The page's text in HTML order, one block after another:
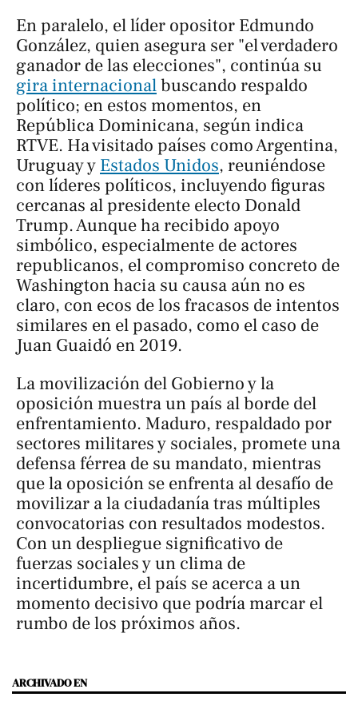
En paralelo, el líder opositor Edmundo
González, quien asegura ser "el verdadero
ganador de las elecciones", continúa su
gira internacionalbuscando respaldo
político; en estos momentos, en
República Dominicana, según indica
RTVE. Ha visitado países como Argentina,
Uruguay y Estados Unidos, reuniéndose
con líderes políticos, incluyendo figuras
cercanas al presidente electo Donald
Trump. Aunque ha recibido apoyo
simbólico, especialmente de actores
republicanos, el compromiso concreto de
Washington hacia su causa aún no es
claro, con ecos de los fracasos de intentos
similares en el pasado, como el caso de
Juan Guaidó en 2019.
La movilización del Gobierno y la
oposición muestra un país al borde del
enfrentamiento. Maduro, respaldado por
sectores militares y sociales, promete una
defensa férrea de su mandato, mientras
que la oposición se enfrenta al desafío de
movilizar a la ciudadanía tras múltiples
convocatorias con resultados modestos.
Con un despliegue significativo de
fuerzas sociales y un clima de
incertidumbre, el país se acerca a un
momento decisivo que podría marcar el
rumbo de los próximos años.
ARCHIVADO EN